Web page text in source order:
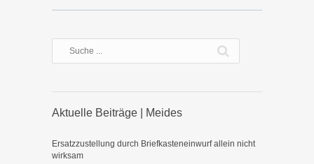
Aktuelle Beiträge | Meides
Ersatzzustellung durch Briefkasteneinwurf allein nicht
wirksam